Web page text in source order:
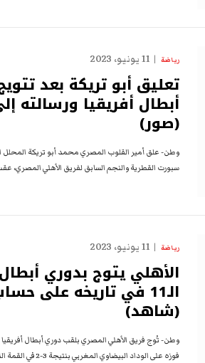
رياضة 11 يونيو، 2023
تعليق أبو تريكة بعد
أبطال أفريقيا ورسالته
(صور)
وطن- علق أمير القلوب المصري محمد أبو تريكة المحلل
سبورت القطرية والنجم السابق لفريق الأهلي المصري،
رياضة 11 يونيو، 2023
الأهلي يتوج بدوري
الـ11 في تاريخه على
(شاهد)
فوزه على الوداد البيضاوي المغربي بنتيجة 3-2 في القمة النهائية العربية…